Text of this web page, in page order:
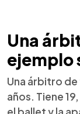
Una
ejemplo
Una árbitro de
años. Tiene